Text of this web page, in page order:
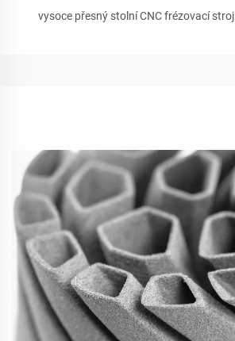
vysoce přesný stolní CNC frézovací stroj